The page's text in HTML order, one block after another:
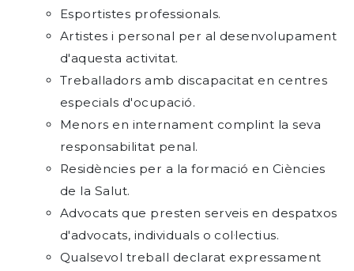
Esportistes professionals.
Artistes i personal per al desenvolupament
d'aquesta activitat.
Treballadors amb discapacitat en centres
especials d'ocupació.
Menors en internament complint la seva
responsabilitat penal.
Residències per a la formació en Ciències
de la Salut.
Advocats que presten serveis en despatxos
d'advocats, individuals o col·lectius.
Qualsevol treball declarat expressament